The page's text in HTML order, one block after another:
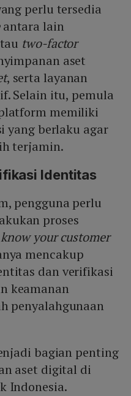
perlu tersedia
antara lain
two-factor
aset
, serta layanan
Selain itu, pemula
memiliki
yang berlaku agar
terjamin.
Identitas
pengguna perlu
proses
know your customer
mencakup
dan verifikasi
keamanan
penyalahgunaan
bagian penting
aset digital di
Indonesia.